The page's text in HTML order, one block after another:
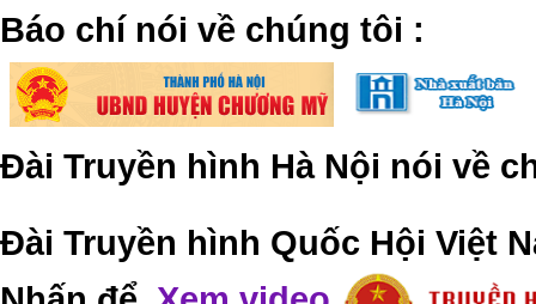
​Báo chí nói về chúng tôi :
Đài Truyền hình Hà Nội nói về
Đài Truyền hình Quốc Hội Việt